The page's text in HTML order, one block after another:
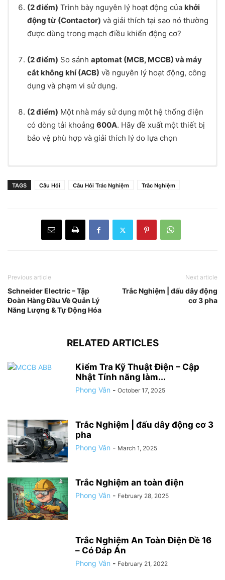
(2 điểm) Trình bày nguyên lý hoạt động của khởi
động từ (Contactor) và giải thích tại sao nó thường
được dùng trong mạch điều khiển động cơ?
(2 điểm) So sánh aptomat (MCB, MCCB) và máy
cắt không khí (ACB) về nguyên lý hoạt động, công
dụng và phạm vi sử dụng.
(2 điểm) Một nhà máy sử dụng một hệ thống điện
có dòng tải khoảng 600A. Hãy đề xuất một thiết bị
bảo vệ phù hợp và giải thích lý do lựa chọn
điểm)
lớn.
(b) Nhiệt giãn nở → Rơ-le nhiệt hoạt động dựa trên
Contactor được sử dụng phổ biến trong điều khiển
động cơ và hệ thống điện tự động.
(c) Bảo vệ hệ thống điện hạ áp có dòng lớn
→ ACB
(Air Circuit Breaker) thường dùng trong hệ thống
khác→ Rơ-le trung gian có nhiệm vụ đóng cắt
mạch điện phụ để điều khiển các thiết bị điện
khác.
PHẦN 2: TỰ LUẬN (6 điểm)
khởi động từ (Contactor) (2 điểm)
TAGS Câu Hỏi Câu Hỏi Trác Nghiệm Trắc Nghiệm
Previous article
Schneider Electric – Tập
Đoàn Hàng Đầu Về Quản Lý
Năng Lượng & Tự Động Hóa
Next article
Trắc Nghiệm | đấu dây động
cơ 3 pha
RELATED ARTICLES
Kiểm Tra Kỹ Thuật Điện – Cập
Nhật Tính năng làm...
Phong Vân - October 17, 2025
Trắc Nghiệm | đấu dây động cơ 3
pha
Phong Vân - March 1, 2025
Trắc Nghiệm an toàn điện
Phong Vân - February 28, 2025
Trắc Nghiệm An Toàn Điện Đề 16
– Có Đáp Án
Phong Vân - February 21, 2022